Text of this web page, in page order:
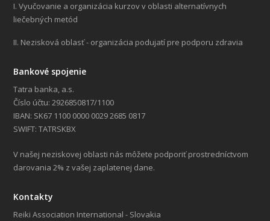
I. Vyučovanie a organizácia kurzov v oblasti alternatívnych
liečebných metód
II. Nezisková oblasť - organizácia podujatí pre podporu zdravia
Bankové spojenie
Tatra banka, a.s.
Číslo účtu: 2926850817/1100
IBAN: SK67 1100 0000 0029 2685 0817
SWIFT: TATRSKBX
V našej neziskovej oblasti nás môžete podporiť prostredníctvom
darovania 2% z vašej zaplatenej dane.
Kontakty
Reiki Association International - Slovakia